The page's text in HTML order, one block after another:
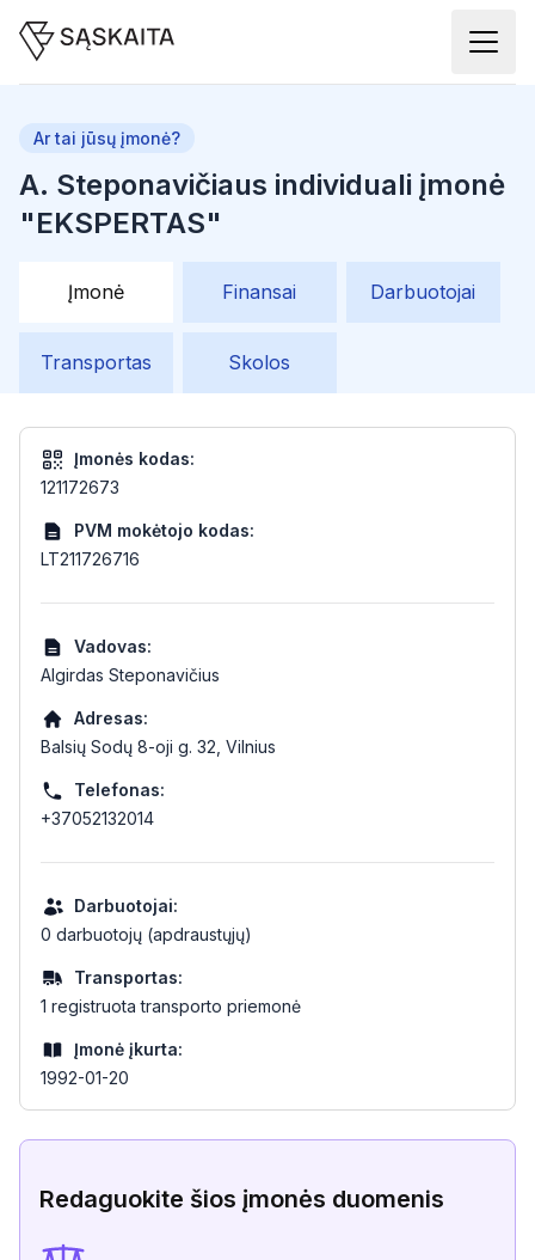
A. Steponavičiaus individuali įmonė
"EKSPERTAS"
Ar tai jūsų įmonė?
Įmonė Finansai Darbuotojai
Transportas Skolos
Įmonės kodas:
121172673
PVM mokėtojo kodas:
LT211726716
Vadovas:
Algirdas Steponavičius
Adresas:
Balsių Sodų 8-oji g. 32, Vilnius
Telefonas:
+37052132014
Darbuotojai:
0 darbuotojų (apdraustųjų)
Transportas:
1 registruota transporto priemonė
Įmonė įkurta:
1992-01-20
Redaguokite šios įmonės duomenis